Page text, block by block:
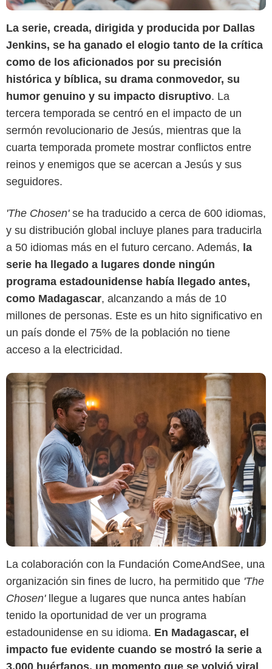
La serie, creada, dirigida y producida por Dallas
Jenkins, se ha ganado el elogio tanto de la crítica
como de los aficionados por su precisión
histórica y bíblica, su drama conmovedor, su
humor genuino y su impacto disruptivo. La
tercera temporada se centró en el impacto de un
sermón revolucionario de Jesús, mientras que la
cuarta temporada promete mostrar conflictos entre
reinos y enemigos que se acercan a Jesús y sus
seguidores.
'The Chosen'se ha traducido a cerca de 600 idiomas,
y su distribución global incluye planes para traducirla
a 50 idiomas más en el futuro cercano. Además, la
serie ha llegado a lugares donde ningún
programa estadounidense había llegado antes,
como Madagascar, alcanzando a más de 10
millones de personas. Este es un hito significativo en
un país donde el 75% de la población no tiene
acceso a la electricidad.
La colaboración con la Fundación ComeAndSee, una
organización sin fines de lucro, ha permitido que 'The
Chosen'llegue a lugares que nunca antes habían
tenido la oportunidad de ver un programa
estadounidense en su idioma. En Madagascar, el
impacto fue evidente cuando se mostró la serie a